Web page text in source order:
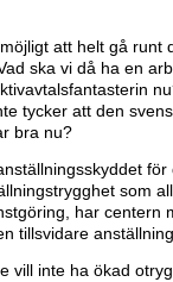
att helt gå runt
ska vi då ha en
tycker att den
bra nu?
för
som
har centern
tillsvidare
vill inte ha ökad